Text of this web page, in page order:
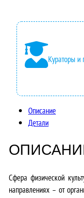
Кураторы и
Описание
Детали
Сфера физической
направлениях – от